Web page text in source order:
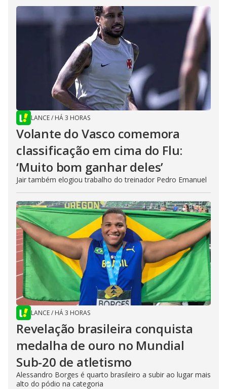
LANCE/ HÁ 3 HORAS
Volante do Vasco comemora
classificação em cima do Flu:
‘Muito bom ganhar deles’
Jair também elogiou trabalho do treinador Pedro Emanuel
LANCE/ HÁ 3 HORAS
Revelação brasileira conquista
medalha de ouro no Mundial
Sub-20 de atletismo
Alessandro Borges é quarto brasileiro a subir ao lugar mais
alto do pódio na categoria